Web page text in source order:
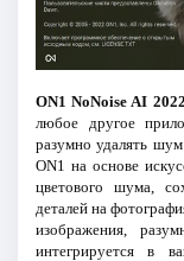
ON1 NoNoise AI 2022
любое другое
разумно удалять
ON1 на основе
цветового шума,
деталей на
изображения,
интегрируется в